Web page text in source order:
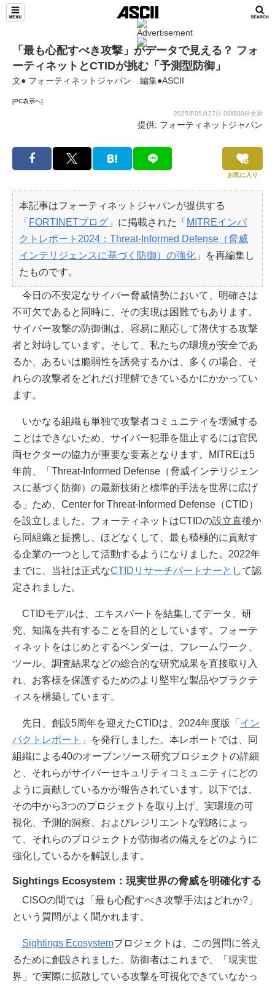
「最も心配すべき攻撃」がデータで見える？ フォ
ーティネットとCTIDが挑む「予測型防御」
文● フォーティネットジャパン 編集●ASCII
[PC表示へ]
2025年05月27日 09時00分更新
提供: フォーティネットジャパン
お気に入り
本記事はフォーティネットジャパンが提供する
「 FORTINETブログ 」に掲載された「 MITREインパ
クトレポート2024：Threat-Informed Defense（脅威
インテリジェンスに基づく防御）の強化 」を再編集し
たものです。
今日の不安定なサイバー脅威情勢において、明確さは
不可欠であると同時に、その実現は困難でもあります。
サイバー攻撃の防御側は、容易に順応して潜伏する攻撃
者と対峙しています。そして、私たちの環境が安全であ
るか、あるいは脆弱性を誘発するかは、多くの場合、そ
れらの攻撃者をどれだけ理解できているかにかかってい
ます。
いかなる組織も単独で攻撃者コミュニティを壊滅する
ことはできないため、サイバー犯罪を阻止するには官民
両セクターの協力が重要な要素となります。MITREは5
年前、「Threat-Informed Defense（脅威インテリジェン
スに基づく防御）の最新技術と標準的手法を世界に広げ
る」ため、Center for Threat-Informed Defense（CTID）
を設立しました。フォーティネットはCTIDの設立直後か
ら同組織と提携し、ほどなくして、最も積極的に貢献す
る企業の一つとして活動するようになりました。2022年
までに、当社は正式なCTIDリサーチパートナーと して認
定されました。
CTIDモデルは、エキスパートを結集してデータ、研
究、知識を共有することを目的としています。フォーテ
ィネットをはじめとするベンダーは、フレームワーク、
ツール、調査結果などの総合的な研究成果を直接取り入
れ、お客様を保護するためのより堅牢な製品やプラクテ
ィスを構築しています。
先日、創設5周年を迎えたCTIDは、2024年度版「 イン
パクトレポート 」を発行しました。本レポートでは、同
組織による40のオープンソース研究プロジェクトの詳細
と、それらがサイバーセキュリティコミュニティにどの
ように貢献しているかが報告されています。以下では、
その中から3つのプロジェクトを取り上げ、実環境の可
視化、予測的洞察、およびレジリエントな戦略によっ
て、それらのプロジェクトが防御者の備えをどのように
強化しているかを解説します。
Sightings Ecosystem：現実世界の脅威を明確化する
CISOの間では「最も心配すべき攻撃手法はどれか?」
という質問がよく聞かれます。
Sightings Ecosystemプロジェクトは、この質問に答え
るために創設されました。防御者はこれまで、「現実世
界」で実際に拡散している攻撃を可視化できていなかっ